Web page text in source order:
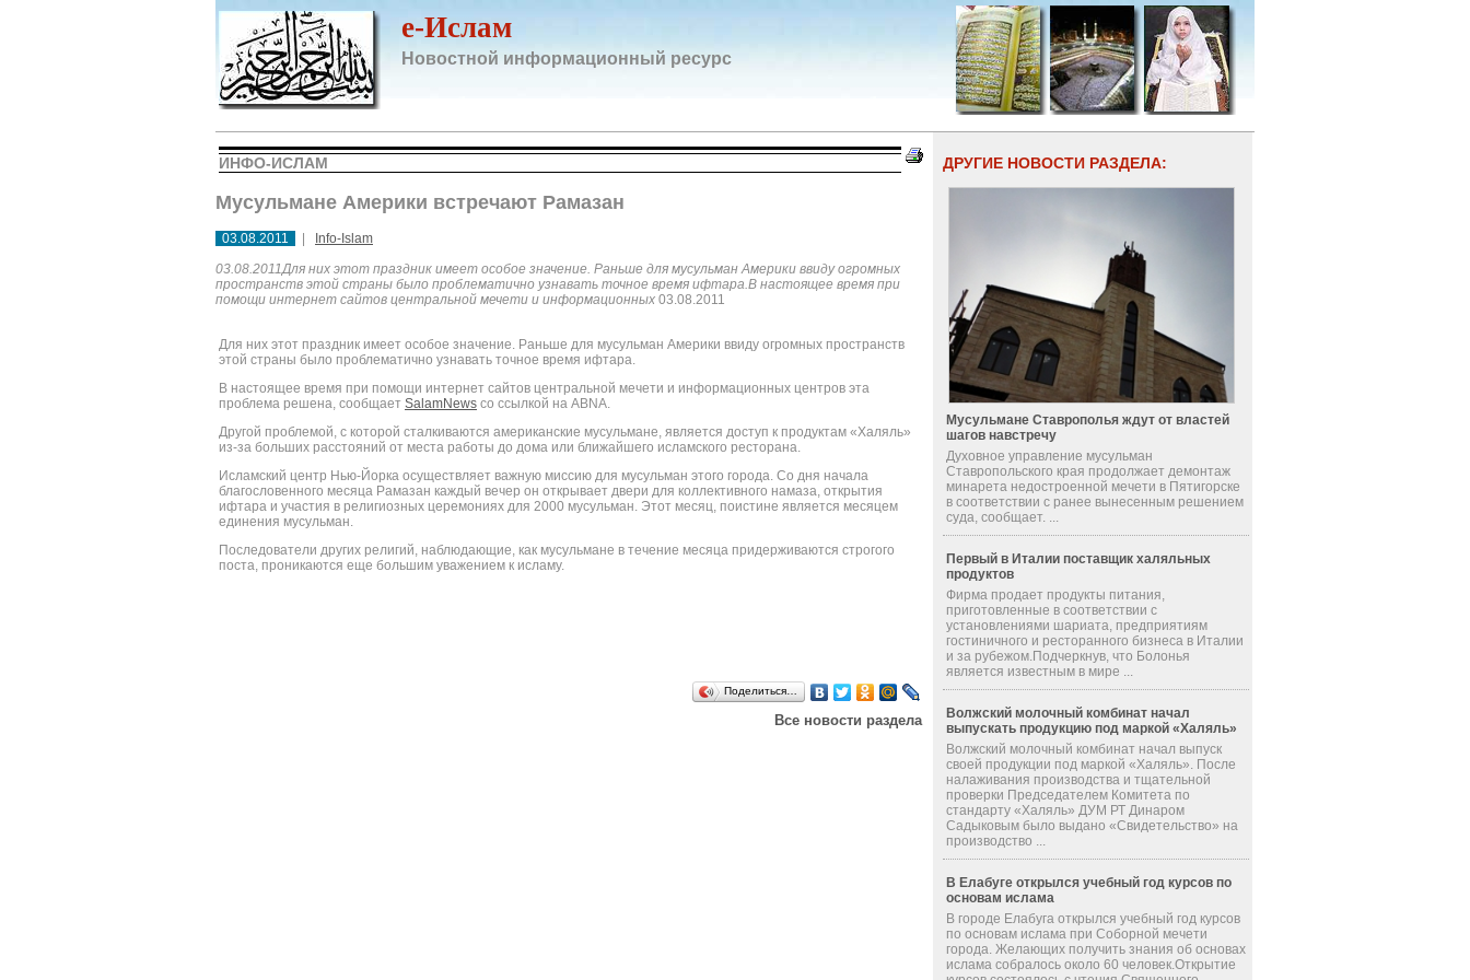
e-Ислам
Новостной информационный ресурс
ИНФО-ИСЛАМ
Мусульмане Америки встречают Рамазан
03.08.2011
Info-Islam
03.08.2011Для них этот праздник имеет особое значение. Раньше для мусульман Америки ввиду огромных
пространств этой страны было проблематично узнавать точное время ифтара.В настоящее время при
помощи интернет сайтов центральной мечети и информационных 03.08.2011
Для них этот праздник имеет особое значение. Раньше для мусульман Америки ввиду огромных пространств
этой страны было проблематично узнавать точное время ифтара.
В настоящее время при помощи интернет сайтов центральной мечети и информационных центров эта
проблема решена, сообщает SalamNews со ссылкой на ABNA.
Другой проблемой, с которой сталкиваются американские мусульмане, является доступ к продуктам «Халяль»
из-за больших расстояний от места работы до дома или ближайшего исламского ресторана.
Исламский центр Нью-Йорка осуществляет важную миссию для мусульман этого города. Со дня начала
благословенного месяца Рамазан каждый вечер он открывает двери для коллективного намаза, открытия
ифтара и участия в религиозных церемониях для 2000 мусульман. Этот месяц, поистине является месяцем
единения мусульман.
Последователи других религий, наблюдающие, как мусульмане в течение месяца придерживаются строгого
поста, проникаются еще большим уважением к исламу.
Поделиться…
Все новости раздела
ДРУГИЕ НОВОСТИ РАЗДЕЛА:
Мусульмане Ставрополья ждут от властей
шагов навстречу
Духовное управление мусульман
Ставропольского края продолжает демонтаж
минарета недостроенной мечети в Пятигорске
в соответствии с ранее вынесенным решением
суда, сообщает. ...
Первый в Италии поставщик халяльных
продуктов
Фирма продает продукты питания,
приготовленные в соответствии с
установлениями шариата, предприятиям
гостиничного и ресторанного бизнеса в Италии
и за рубежом.Подчеркнув, что Болонья
является известным в мире ...
Волжский молочный комбинат начал
выпускать продукцию под маркой «Халяль»
Волжский молочный комбинат начал выпуск
своей продукции под маркой «Халяль». После
налаживания производства и тщательной
проверки Председателем Комитета по
стандарту «Халяль» ДУМ РТ Динаром
Садыковым было выдано «Свидетельство» на
производство ...
В Елабуге открылся учебный год курсов по
основам ислама
В городе Елабуга открылся учебный год курсов
по основам ислама при Соборной мечети
города. Желающих получить знания об основах
ислама собралось около 60 человек.Открытие